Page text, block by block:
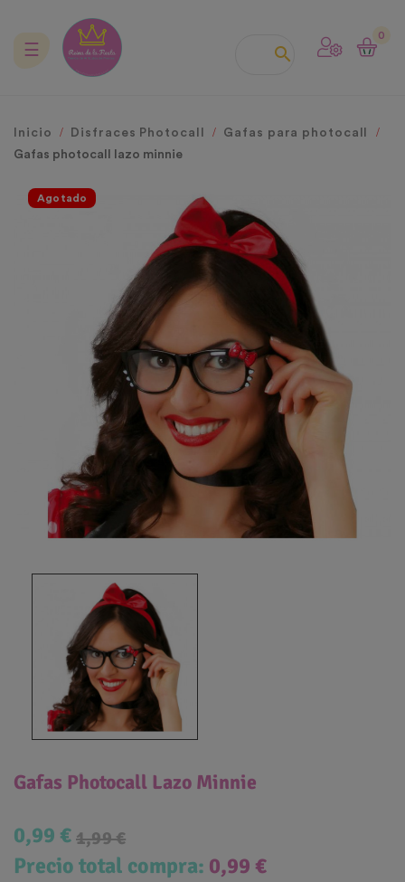

0
Navegación
☰
Inicio Disfraces Photocall
Gafas para photocall
Gafas photocall lazo minnie
Agotado
Gafas Photocall Lazo Minnie
0,99 € 1,99 €
Precio total compra: 0,99 €